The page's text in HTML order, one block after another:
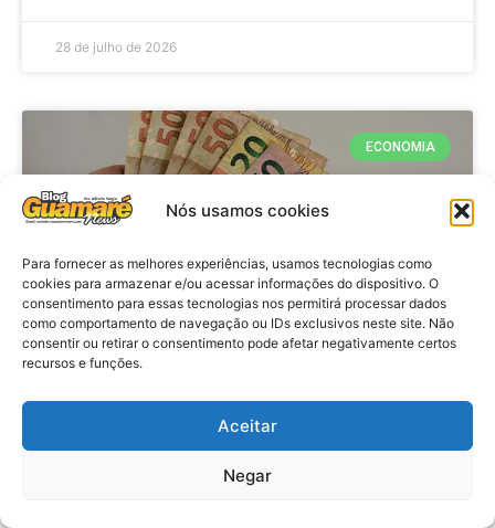
Nós usamos cookies
Para fornecer as melhores experiências, usamos tecnologias como
cookies para armazenar e/ou acessar informações do dispositivo. O
consentimento para essas tecnologias nos permitirá processar dados
como comportamento de navegação ou IDs exclusivos neste site. Não
consentir ou retirar o consentimento pode afetar negativamente certos
recursos e funções.
Aceitar
Negar
28 de julho de 2026
ECONOMIA
Economia: Beneficiários com NIS
de final 7 recebem Bolsa Família
de julho